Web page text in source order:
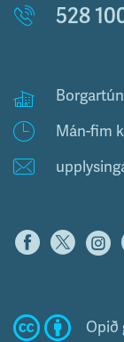
528
Mán-fim
Opið